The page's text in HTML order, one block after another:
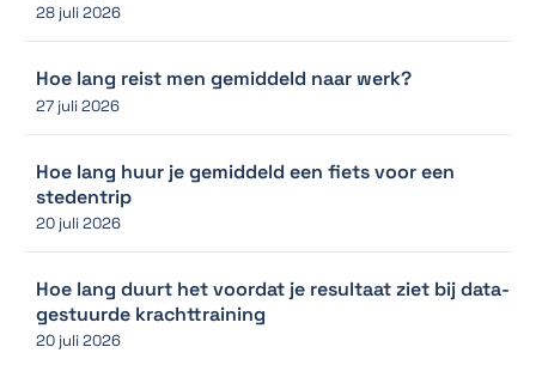
28 juli 2026
Hoe lang reist men gemiddeld naar werk?
27 juli 2026
Hoe lang huur je gemiddeld een fiets voor een
stedentrip
20 juli 2026
Hoe lang duurt het voordat je resultaat ziet bij data-
gestuurde krachttraining
20 juli 2026